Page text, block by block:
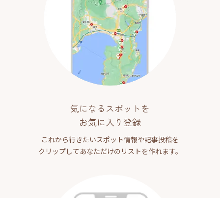
気になるスポットを
お気に入り登録
これから行きたいスポット情報や記事投稿を
クリップしてあなただけのリストを作れます。